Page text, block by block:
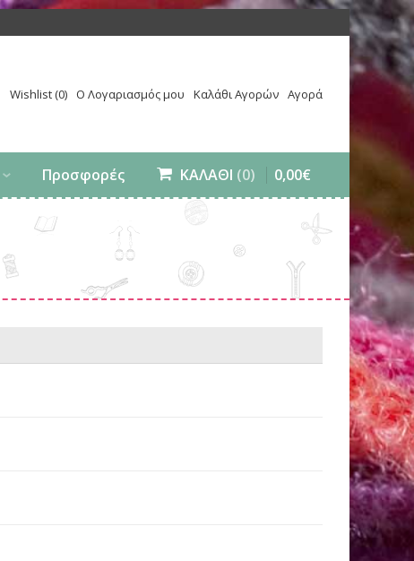
Wishlist (0) Ο Λογαριασμός μου Καλάθι Αγορών Αγορά
Προσφορές ΚΑΛΑΘΙ (0) 0,00€